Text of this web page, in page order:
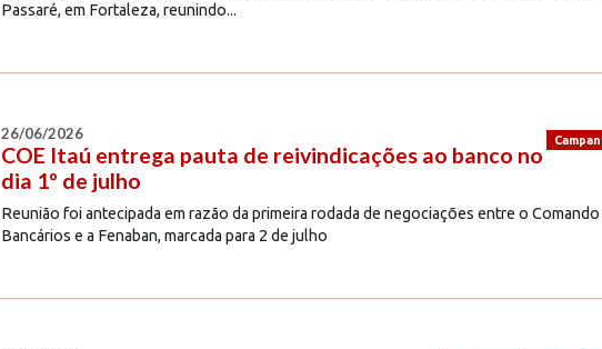
Passaré, em Fortaleza, reunindo...
26/06/2026
COE Itaú entrega pauta de reivindicações ao banco no
dia 1º de julho
Reunião foi antecipada em razão da primeira rodada de negociações entre o
Bancários e a Fenaban, marcada para 2 de julho